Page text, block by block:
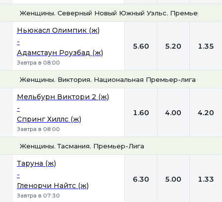
Женщины. Северный Новый Южный Уэльс. Премьер-лига
Ньюкасл Олимпик (ж)
-
Адамстаун Роузбад (ж)
Завтра в 08:00
5.60 5.20 1.35
Женщины. Виктория. Национальная Премьер-лига
Мельбурн Виктори 2 (ж)
-
Спринг Хиллс (ж)
Завтра в 08:00
1.60 4.00 4.20
Женщины. Тасмания. Премьер-Лига
Таруна (ж)
-
Гленорчи Найтс (ж)
Завтра в 07:30
6.30 5.00 1.33